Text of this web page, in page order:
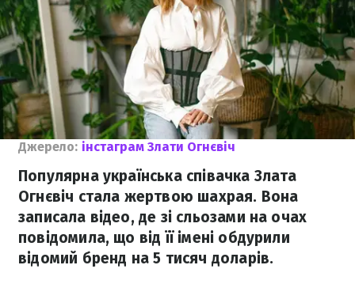
Джерело: інстаграм Злати Огнєвіч
Популярна українська співачка Злата
Огнєвіч стала жертвою шахрая. Вона
записала відео, де зі сльозами на очах
повідомила, що від її імені обдурили
відомий бренд на 5 тисяч доларів.